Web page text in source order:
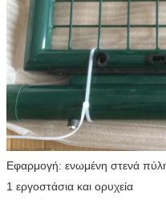
Εφαρμογή: ενωμένη στενά
1 εργοστάσια και ορυχεία